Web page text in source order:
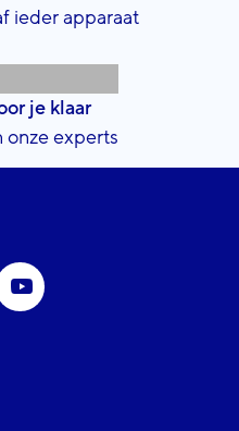
ieder apparaat
je klaar
onze experts